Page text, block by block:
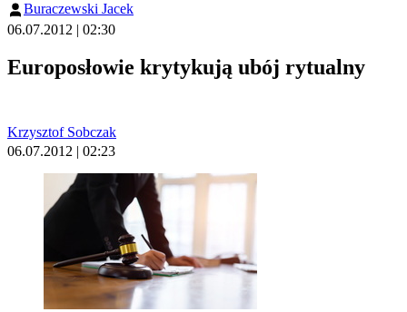
Buraczewski Jacek
06.07.2012 | 02:30
Europosłowie krytykują ubój rytualny
Krzysztof Sobczak
06.07.2012 | 02:23